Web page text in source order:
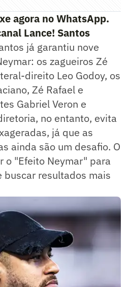
agora no WhatsApp.
Lance! Santos
já garantiu nove
os zagueiros Zé
direito Leo Godoy, os
Zé Rafael e
Gabriel Veron e
no entanto, evita
já que as
ainda são um desafio. O
o "Efeito Neymar" para
buscar resultados mais